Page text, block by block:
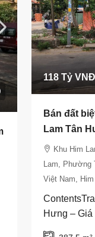
118 Tỷ VNĐ
Bán đất
Lam Tân
Khu Him
Lam, Phường
Việt Nam,
Hưng – Giá